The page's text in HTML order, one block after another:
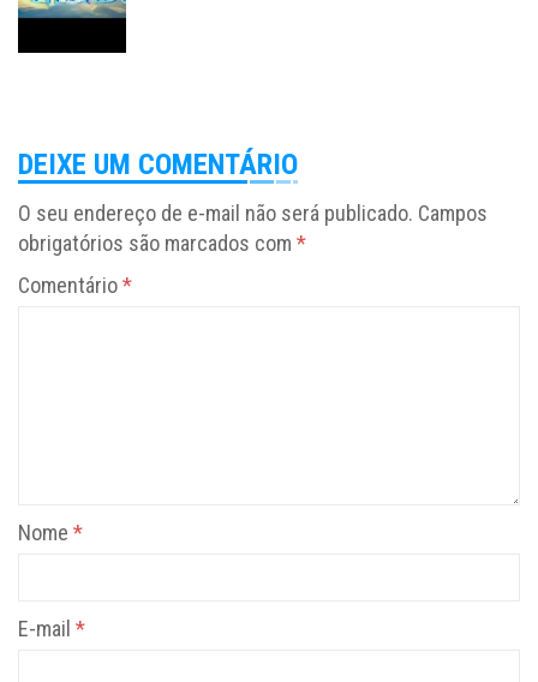
DEIXE UM COMENTÁRIO
O seu endereço de e-mail não será publicado. Campos
obrigatórios são marcados com *
Comentário*
Nome *
E-mail *